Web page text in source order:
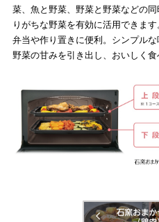
菜、魚と野菜、野菜と野菜などの
りがちな野菜を有効に活用できま
弁当や作り置きに便利。シンプル
野菜の甘みを引き出し、おいしく食